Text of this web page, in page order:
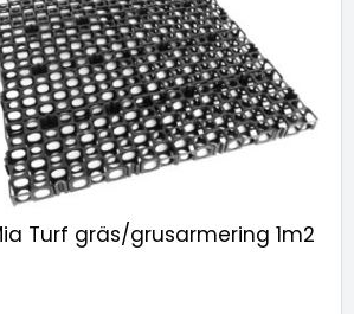
Turf gräs/grusarmering 1m2